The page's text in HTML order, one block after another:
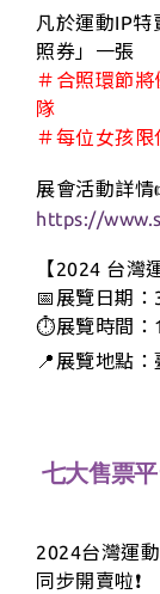
凡於運動IP
照券」一張
＃合照環節
隊
＃每位女孩
展會活動詳
https://
【2024 台灣
📅展覽日期：
⏱️展覽時間：
📍 展覽地點
七大售票
2024台灣運
同步開賣啦❗️